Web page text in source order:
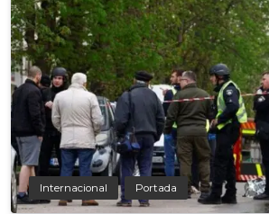
Internacional Portada